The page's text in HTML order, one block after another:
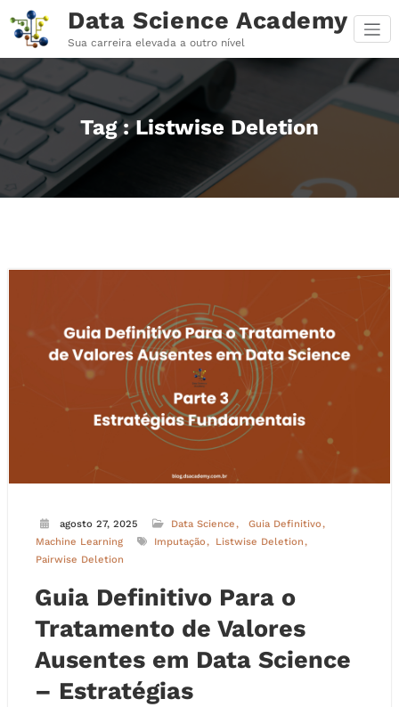
para
conteúdo
Data Science Academy
Sua carreira elevada a outro nível
Tag : Listwise Deletion
agosto 27, 2025 Data Science
Guia Definitivo
Machine Learning
Imputação
Listwise Deletion
Pairwise Deletion
Guia Definitivo Para o
Tratamento de Valores
Ausentes em Data Science
– Estratégias